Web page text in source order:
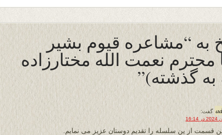
به “مشاعره قیوم بشیر
نعمت الله مختارزاده
به گذشته)”
گفت:
قسمت از ین سلسله را تقدیم دوستان عزیز می نمایم.